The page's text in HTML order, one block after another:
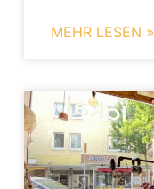
MEHR LESEN »